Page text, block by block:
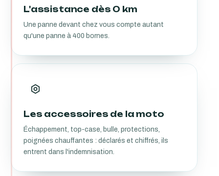
L'assistance dès 0 km
Une panne devant chez vous compte autant
qu'une panne à 400 bornes.
Les accessoires de la moto
Échappement, top-case, bulle, protections,
poignées chauffantes : déclarés et chiffrés, ils
entrent dans l'indemnisation.